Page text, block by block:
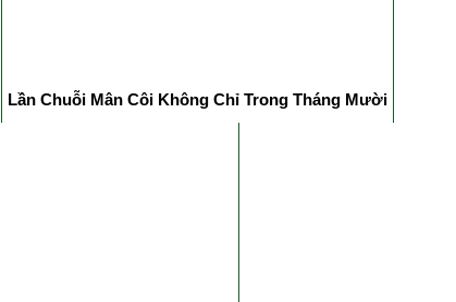
Lần Chuỗi Mân Côi Không Chỉ Trong Tháng Mười